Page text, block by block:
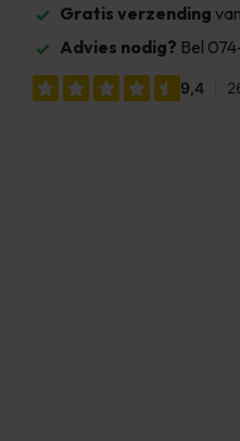
Gratis verzending
Advies nodig? Bel